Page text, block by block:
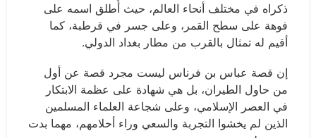
ذكراه في مختلف أنحاء العالم، حيث أُطلق اسمه على
فوهة على سطح القمر، وعلى جسر في قرطبة، كما
أقيم له تمثال بالقرب من مطار بغداد الدولي.
إن قصة عباس بن فرناس ليست مجرد قصة عن أول
من حاول الطيران، بل هي شهادة على عظمة الابتكار
في العصر الإسلامي، وعلى شجاعة العلماء المسلمين
الذين لم يخشوا التجربة والسعي وراء أحلامهم، مهما بدت